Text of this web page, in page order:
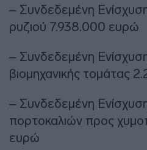
– Συνδεδεμένη Ενίσχυση
ρυζιού 7.938.000 ευρώ
– Συνδεδεμένη Ενίσχυση
βιομηχανικής τομάτας
– Συνδεδεμένη
πορτοκαλιών προς
ευρώ